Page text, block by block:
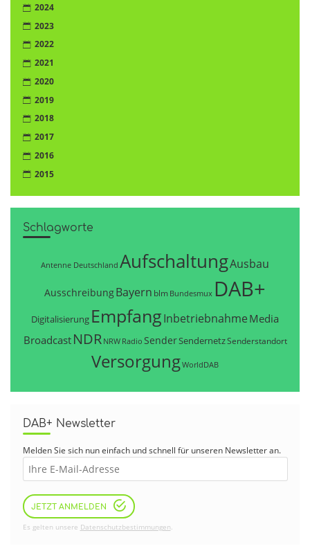
2024
2023
2022
2021
2020
2019
2018
2017
2016
2015
Schlagworte
Antenne Deutschland AufschaltungAusbau
AusschreibungBayern blm Bundesmux DAB+
Digitalisierung EmpfangInbetriebnahme Media
Broadcast NDR NRW Radio SenderSendernetzSenderstandort
VersorgungWorldDAB
DAB+ Newsletter
Melden Sie sich nun einfach und schnell für unseren Newsletter an.
JETZT ANMELDEN
Es gelten unsere Datenschutzbestimmungen.